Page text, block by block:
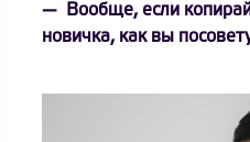
— Вообще, если
новичка, как вы